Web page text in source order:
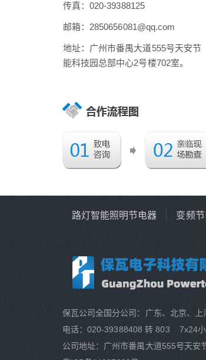
传真：020-39388125
邮箱：2850656081@qq.com
地址：广州市番禺大道555号天安节
能科技园总部中心2号楼702室。
路灯智能照明节电器 变频
保瓦公司全国分公司：广东、北京、
电话：020-39388408 转 803 7x24
公司地址：广州市番禺大道555号天安